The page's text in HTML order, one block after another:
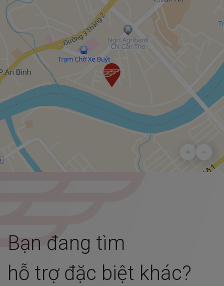
Bạn đang tìm
hỗ trợ đặc biệt khác?